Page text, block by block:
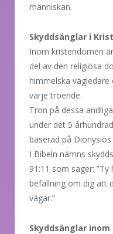
människan.
Skyddsänglar i
Inom kristendomen
del av den religiösa
himmelska vägledare
varje troende.
Tron på dessa
under det 5
baserad på
I Bibeln nämns
91:11 som säger:
befallning om dig att
vägar.”
Skyddsänglar inom